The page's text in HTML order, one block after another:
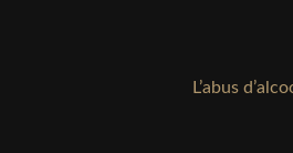
L’abus